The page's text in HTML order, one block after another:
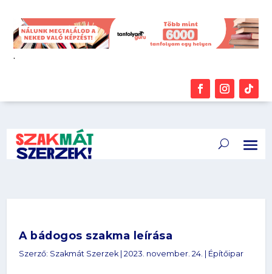
.
A bádogos szakma leírása
Szerző: Szakmát Szerzek|2023. november. 24. Építőipar